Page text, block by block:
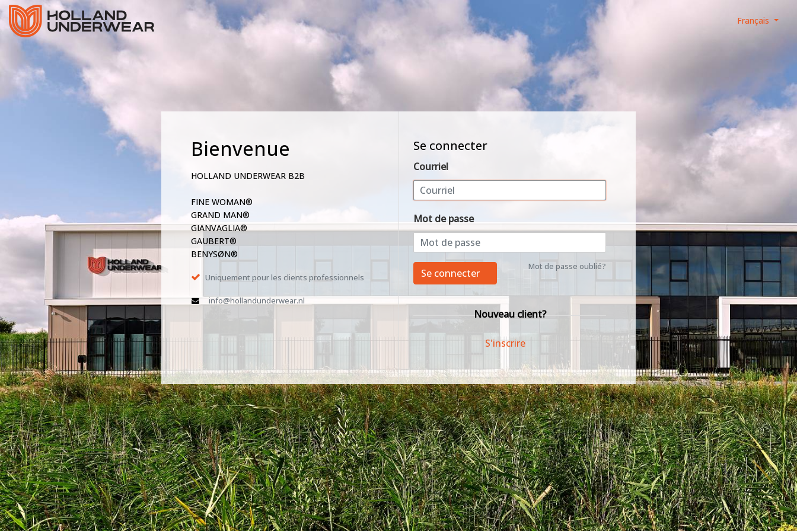
Français
Bienvenue
HOLLAND UNDERWEAR B2B
FINE WOMAN®
GRAND MAN®
GIANVAGLIA®
GAUBERT®
BENYSØN®
Uniquement pour les clients professionnels
info@hollandunderwear.nl
Se connecter
Courriel
Mot de passe
Mot de passe oublié?
Se connecter
Nouveau client?
S'inscrire